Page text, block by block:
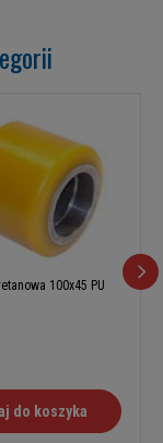
100x45 PU
do koszyka